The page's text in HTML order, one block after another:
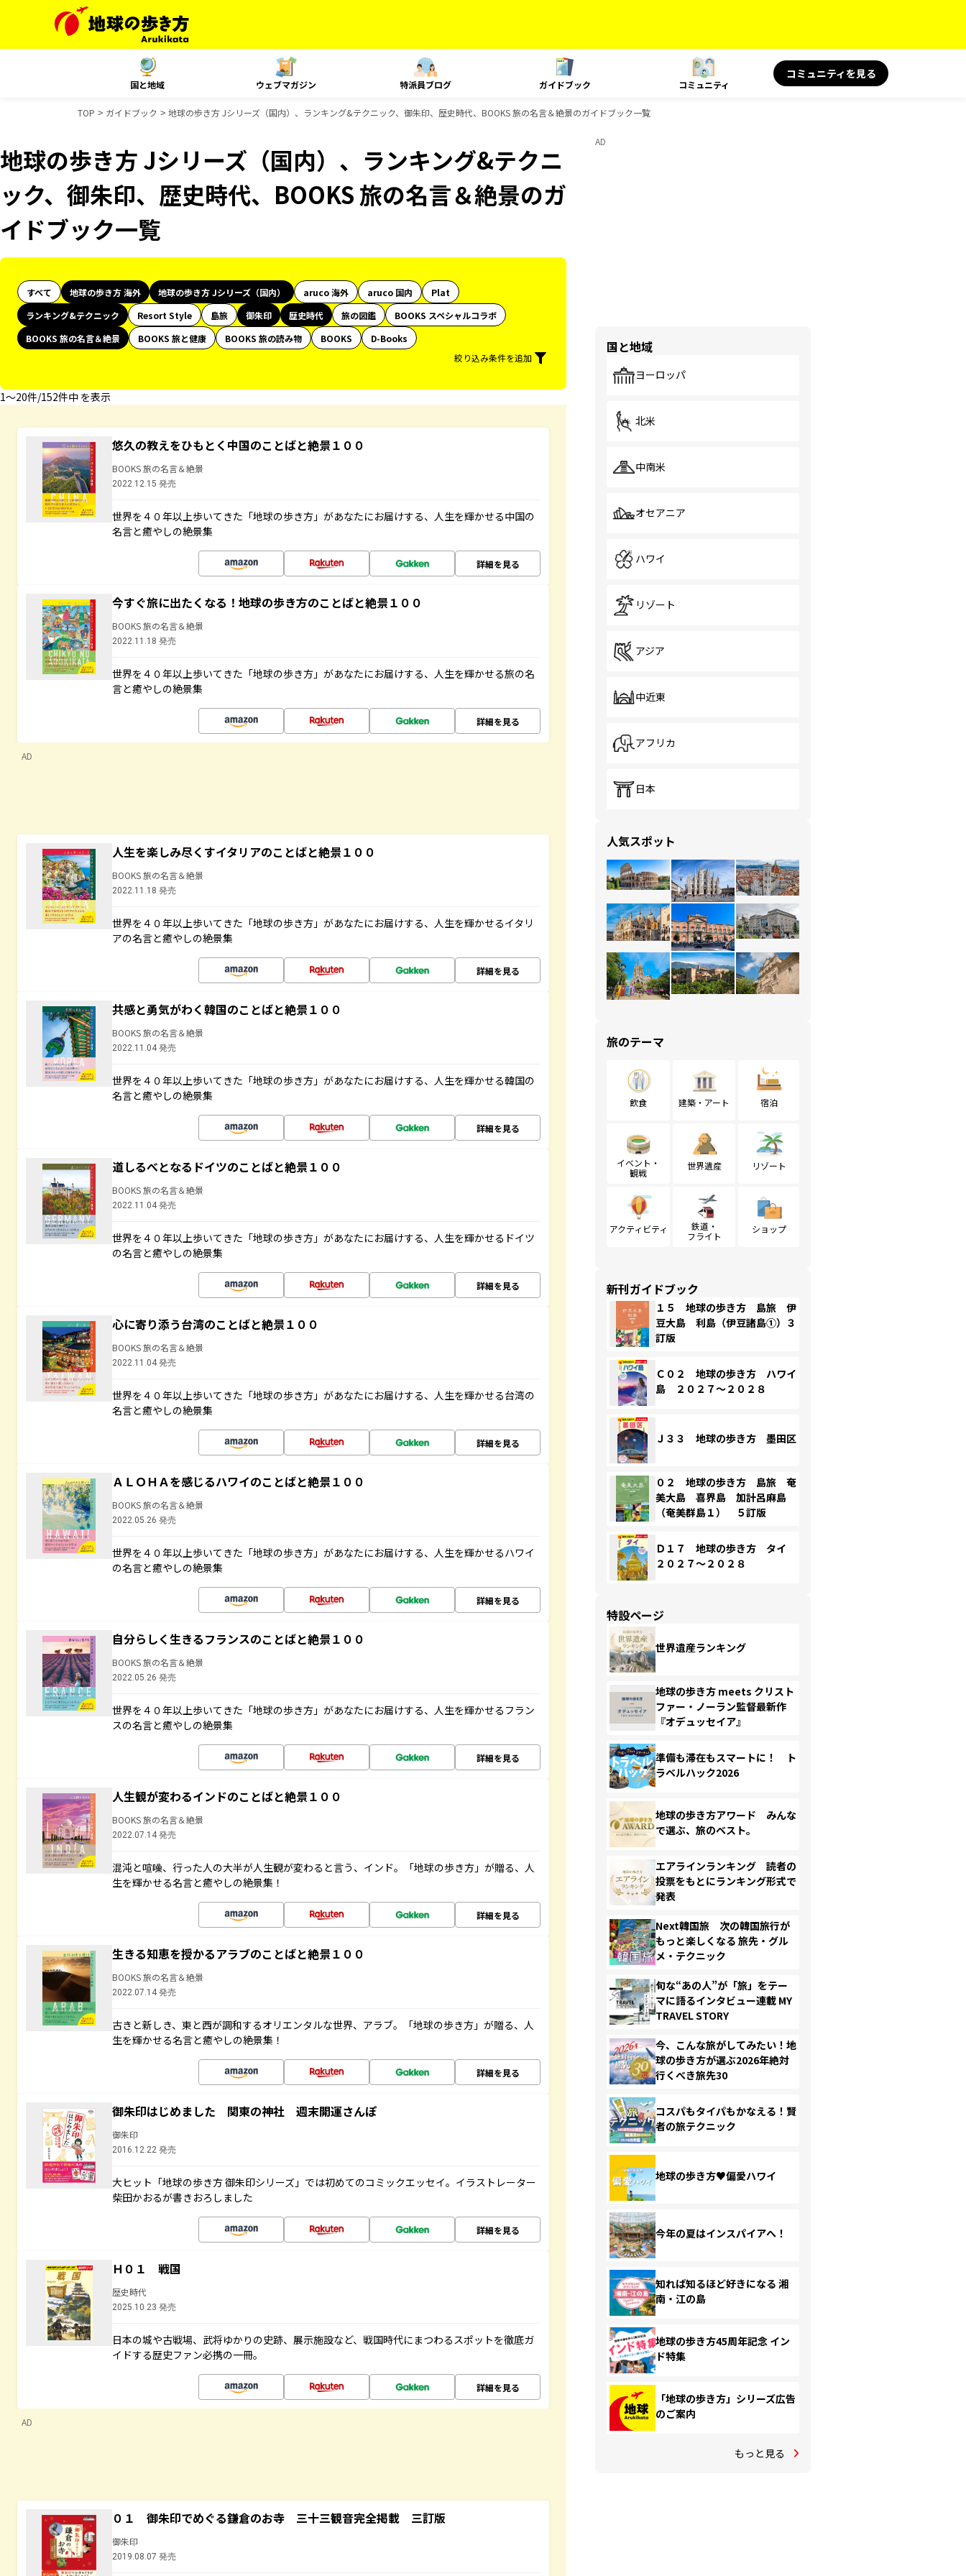
国と地域 ウェブマガジン 特派員ブログ ガイドブック コミュニティ
コミュニティを見る
TOP ガイドブック 地球の歩き方 Jシリーズ（国内）、ランキング&テクニック、御朱印、歴史時代、BOOKS 旅の名言＆絶景のガイドブック一覧
地球の歩き方 Jシリーズ（国内）、ランキング&テクニ
ック、御朱印、歴史時代、BOOKS 旅の名言＆絶景のガ
イドブック一覧
すべて 地球の歩き方 海外 地球の歩き方 Jシリーズ（国内） aruco 海外 aruco 国内
Plat
ランキング&テクニック
Resort Style 島旅 御朱印 歴史時代 旅の図鑑
BOOKS スペシャルコラボ
BOOKS 旅の名言＆絶景
BOOKS 旅と健康 BOOKS 旅の読み物 BOOKS
D-Books
絞り込み条件を追加
1〜20件/152件中 を表示
悠久の教えをひもとく中国のことばと絶景１００
BOOKS 旅の名言＆絶景
2022.12.15 発売
世界を４０年以上歩いてきた「地球の歩き方」があなたにお届けする、人生を輝かせる中国の
名言と癒やしの絶景集
詳細を見る
今すぐ旅に出たくなる！地球の歩き方のことばと絶景１００
BOOKS 旅の名言＆絶景
2022.11.18 発売
世界を４０年以上歩いてきた「地球の歩き方」があなたにお届けする、人生を輝かせる旅の名
言と癒やしの絶景集
詳細を見る
AD
人生を楽しみ尽くすイタリアのことばと絶景１００
BOOKS 旅の名言＆絶景
2022.11.18 発売
世界を４０年以上歩いてきた「地球の歩き方」があなたにお届けする、人生を輝かせるイタリ
アの名言と癒やしの絶景集
詳細を見る
共感と勇気がわく韓国のことばと絶景１００
BOOKS 旅の名言＆絶景
2022.11.04 発売
世界を４０年以上歩いてきた「地球の歩き方」があなたにお届けする、人生を輝かせる韓国の
名言と癒やしの絶景集
詳細を見る
道しるべとなるドイツのことばと絶景１００
BOOKS 旅の名言＆絶景
2022.11.04 発売
世界を４０年以上歩いてきた「地球の歩き方」があなたにお届けする、人生を輝かせるドイツ
の名言と癒やしの絶景集
詳細を見る
心に寄り添う台湾のことばと絶景１００
BOOKS 旅の名言＆絶景
2022.11.04 発売
世界を４０年以上歩いてきた「地球の歩き方」があなたにお届けする、人生を輝かせる台湾の
名言と癒やしの絶景集
詳細を見る
ＡＬＯＨＡを感じるハワイのことばと絶景１００
BOOKS 旅の名言＆絶景
2022.05.26 発売
世界を４０年以上歩いてきた「地球の歩き方」があなたにお届けする、人生を輝かせるハワイ
の名言と癒やしの絶景集
詳細を見る
自分らしく生きるフランスのことばと絶景１００
BOOKS 旅の名言＆絶景
2022.05.26 発売
世界を４０年以上歩いてきた「地球の歩き方」があなたにお届けする、人生を輝かせるフラン
スの名言と癒やしの絶景集
詳細を見る
人生観が変わるインドのことばと絶景１００
BOOKS 旅の名言＆絶景
2022.07.14 発売
混沌と喧噪、行った人の大半が人生観が変わると言う、インド。「地球の歩き方」が贈る、人
生を輝かせる名言と癒やしの絶景集！
詳細を見る
生きる知恵を授かるアラブのことばと絶景１００
BOOKS 旅の名言＆絶景
2022.07.14 発売
古きと新しき、東と西が調和するオリエンタルな世界、アラブ。「地球の歩き方」が贈る、人
生を輝かせる名言と癒やしの絶景集！
詳細を見る
御朱印はじめました 関東の神社 週末開運さんぽ
御朱印
2016.12.22 発売
大ヒット「地球の歩き方 御朱印シリーズ」では初めてのコミックエッセイ。イラストレーター
柴田かおるが書きおろしました
詳細を見る
Ｈ０１ 戦国
歴史時代
2025.10.23 発売
日本の城や古戦場、武将ゆかりの史跡、展示施設など、戦国時代にまつわるスポットを徹底ガ
イドする歴史ファン必携の一冊。
詳細を見る
AD
０１ 御朱印でめぐる鎌倉のお寺 三十三観音完全掲載 三訂版
御朱印
2019.08.07 発売
AD
国と地域
ヨーロッパ
北米
中南米
オセアニア
ハワイ
リゾート
アジア
中近東
アフリカ
日本
人気スポット
旅のテーマ
飲食 建築・アート 宿泊
イベント・
観戦
世界遺産 リゾート
アクティビティ
鉄道・
フライト
ショップ
新刊ガイドブック
１５ 地球の歩き方 島旅 伊
豆大島 利島（伊豆諸島①）３
訂版
Ｃ０２ 地球の歩き方 ハワイ
島 ２０２７～２０２８
Ｊ３３ 地球の歩き方 墨田区
０２ 地球の歩き方 島旅 奄
美大島 喜界島 加計呂麻島
（奄美群島１） ５訂版
Ｄ１７ 地球の歩き方 タイ
２０２７～２０２８
特設ページ
世界遺産ランキング
地球の歩き方 meets クリスト
ファー・ノーラン監督最新作
『オデュッセイア』
準備も滞在もスマートに！ ト
ラベルハック2026
地球の歩き方アワード みんな
で選ぶ、旅のベスト。
エアラインランキング 読者の
投票をもとにランキング形式で
発表
Next韓国旅 次の韓国旅行が
もっと楽しくなる 旅先・グル
メ・テクニック
旬な“あの人”が「旅」をテー
マに語るインタビュー連載 MY
TRAVEL STORY
今、こんな旅がしてみたい！地
球の歩き方が選ぶ2026年絶対
行くべき旅先30
コスパもタイパもかなえる！賢
者の旅テクニック
地球の歩き方♥偏愛ハワイ
今年の夏はインスパイアへ！
知れば知るほど好きになる 湘
南・江の島
地球の歩き方45周年記念 イン
ド特集
「地球の歩き方」シリーズ広告
のご案内
もっと見る